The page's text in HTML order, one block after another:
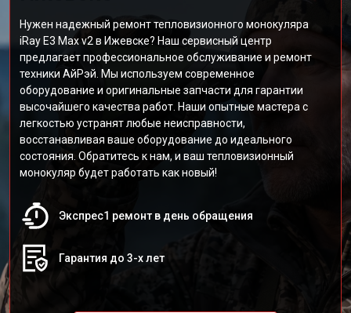
Нужен надежный ремонт тепловизионного монокуляра
iRay E3 Max v2 в Ижевске? Наш сервисный центр
предлагает профессиональное обслуживание и ремонт
техники АйРэй. Мы используем современное
оборудование и оригинальные запчасти для гарантии
высочайшего качества работ. Наши опытные мастера с
легкостью устранят любые неисправности,
восстанавливая ваше оборудование до идеального
состояния. Обратитесь к нам, и ваш тепловизионный
монокуляр будет работать как новый!
Экспрес1 ремонт в день обращения
Гарантия до 3-х лет